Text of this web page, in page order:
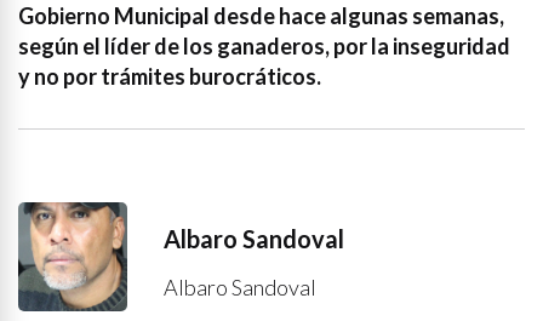
Gobierno Municipal desde hace algunas semanas,
según el líder de los ganaderos, por la inseguridad
y no por trámites burocráticos.
Albaro Sandoval
Albaro Sandoval